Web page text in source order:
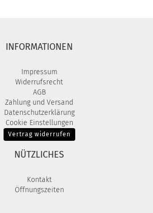
INFORMATIONEN
Impressum
Widerrufsrecht
AGB
Zahlung und Versand
Datenschutzerklärung
Cookie Einstellungen
Vertrag widerrufen
NÜTZLICHES
Kontakt
Öffnungszeiten